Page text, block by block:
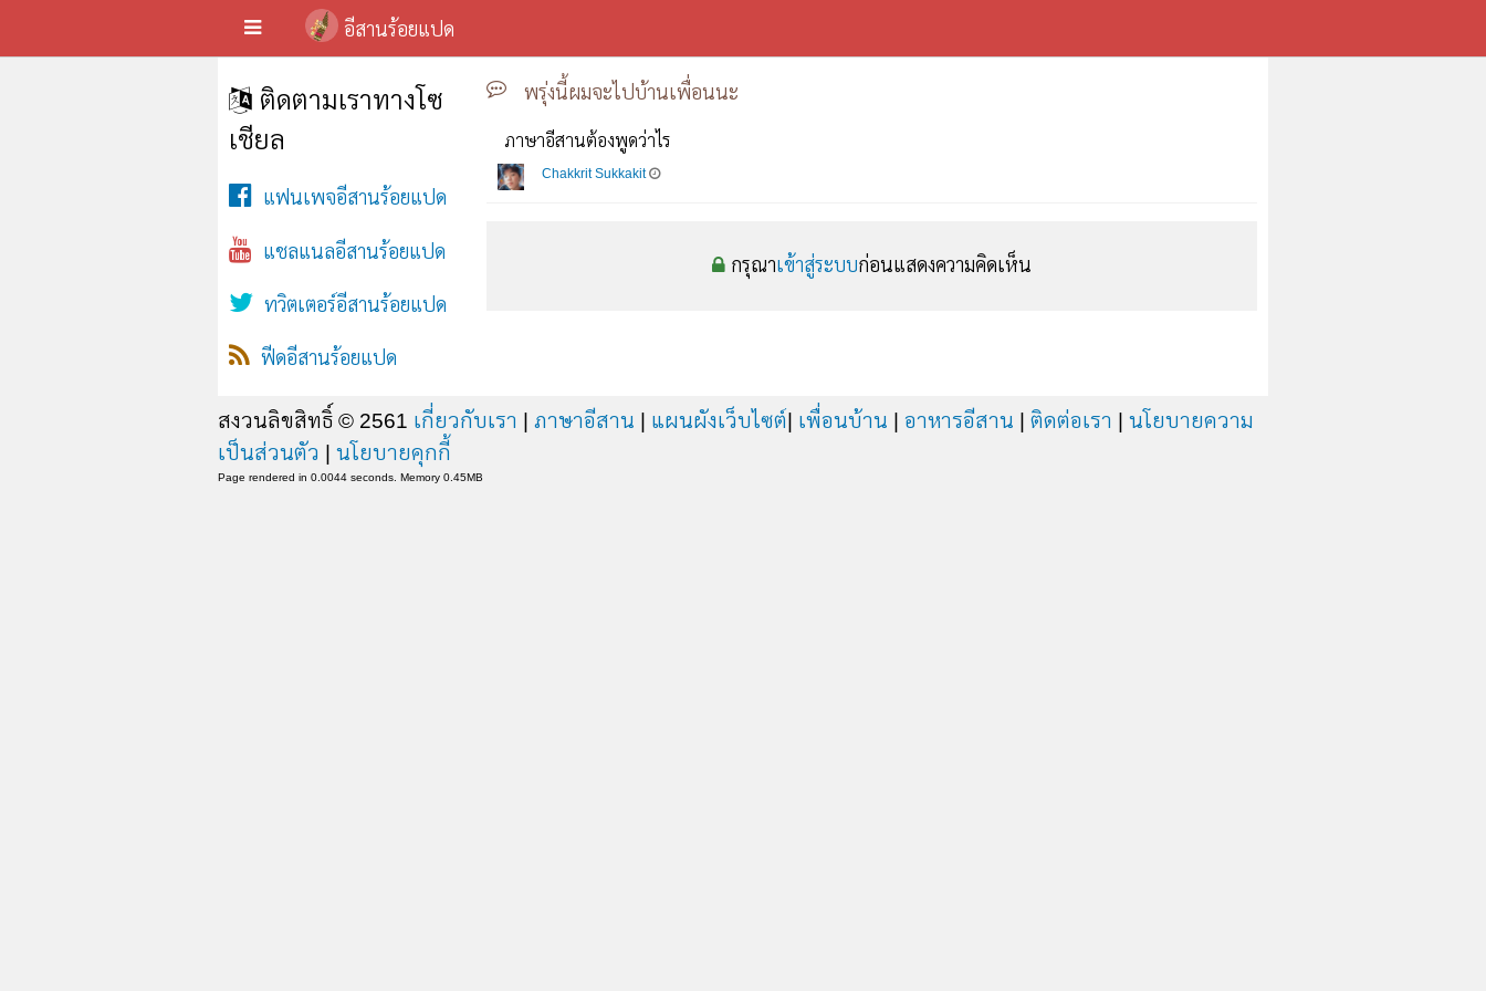
อีสานร้อยแปด
พรุ่งนี้ผมจะไปบ้านเพื่อนนะ
ภาษาอีสานต้องพูดว่าไร
Chakkrit Sukkakit
กรุณาเข้าสู่ระบบก่อนแสดงความคิดเห็น
ติดตามเราทางโซ
เชียล
แฟนเพจอีสานร้อยแปด
แชลแนลอีสานร้อยแปด
ทวิตเตอร์อีสานร้อยแปด
ฟีดอีสานร้อยแปด
สงวนลิขสิทธิ์ © 2561 เกี่ยวกับเรา | ภาษาอีสาน | แผนผังเว็บไซต์| เพื่อนบ้าน | อาหารอีสาน | ติดต่อเรา | นโยบายความ
เป็นส่วนตัว | นโยบายคุกกี้
Page rendered in 0.0044 seconds. Memory 0.45MB